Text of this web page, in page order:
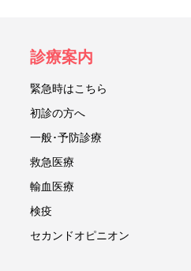
診療案内
緊急時はこちら
初診の方へ
一般･予防診療
救急医療
輸血医療
検疫
セカンドオピニオン